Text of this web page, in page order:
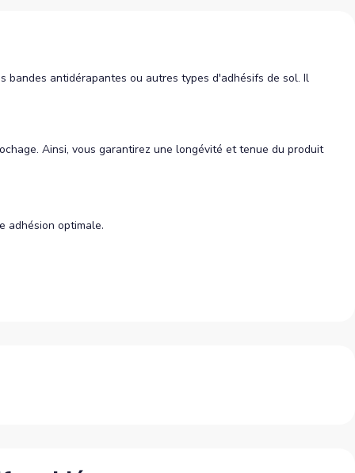
bandes antidérapantes ou autres types d'adhésifs de sol. Il
Ainsi, vous garantirez une longévité et tenue du produit
adhésion optimale.